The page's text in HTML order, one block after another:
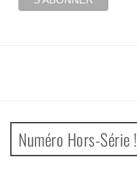
Numéro Hors-Série !